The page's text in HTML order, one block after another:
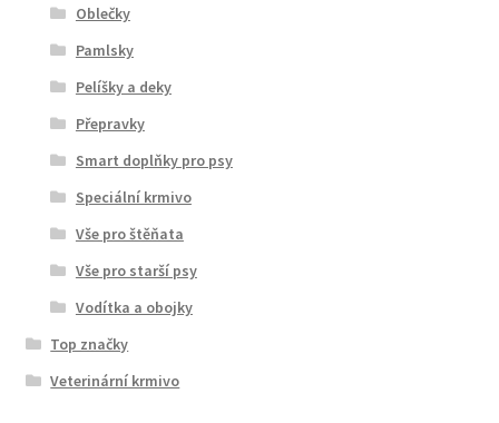
Oblečky
Pamlsky
Pelíšky a deky
Přepravky
Smart doplňky pro psy
Speciální krmivo
Vše pro štěňata
Vše pro starší psy
Vodítka a obojky
Top značky
Veterinární krmivo